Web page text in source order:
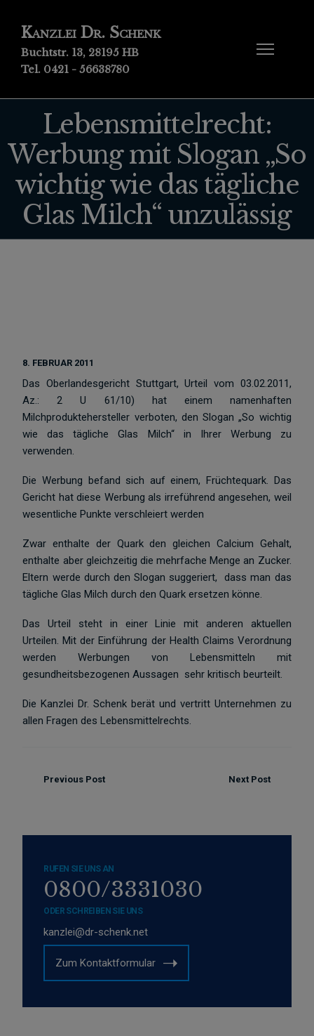
Kanzlei Dr. Schenk
Buchtstr. 13, 28195 HB
Tel. 0421 - 56638780
Lebensmittelrecht:
Werbung mit Slogan „So
wichtig wie das tägliche
Glas Milch“ unzulässig
8. FEBRUAR 2011
Das Oberlandesgericht Stuttgart, Urteil vom 03.02.2011,
Az.: 2 U 61/10) hat einem namenhaften
Milchproduktehersteller verboten, den Slogan „So wichtig
wie das tägliche Glas Milch“ in Ihrer Werbung zu
verwenden.
Die Werbung befand sich auf einem, Früchtequark. Das
Gericht hat diese Werbung als irreführend angesehen, weil
wesentliche Punkte verschleiert werden
Zwar enthalte der Quark den gleichen Calcium Gehalt,
enthalte aber gleichzeitig die mehrfache Menge an Zucker.
Eltern werde durch den Slogan suggeriert, dass man das
tägliche Glas Milch durch den Quark ersetzen könne.
Das Urteil steht in einer Linie mit anderen aktuellen
Urteilen. Mit der Einführung der Health Claims Verordnung
werden Werbungen von Lebensmitteln mit
gesundheitsbezogenen Aussagen sehr kritisch beurteilt.
Die Kanzlei Dr. Schenk berät und vertritt Unternehmen zu
allen Fragen des Lebensmittelrechts.
Previous Post Next Post
RUFEN SIE UNS AN
0800/3331030
ODER SCHREIBEN SIE UNS
kanzlei@dr-schenk.net
Zum Kontaktformular